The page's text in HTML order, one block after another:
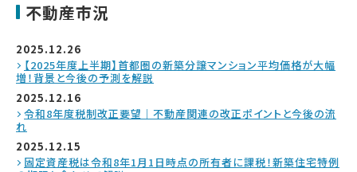
不動産市況
2025.12.26
【2025年度上半期】首都圏の新築分譲マンション平均価格が大幅
増！背景と今後の予測を解説
2025.12.16
令和8年度税制改正要望｜不動産関連の改正ポイントと今後の流
れ
2025.12.15
固定資産税は令和8年1月1日時点の所有者に課税！新築住宅特例